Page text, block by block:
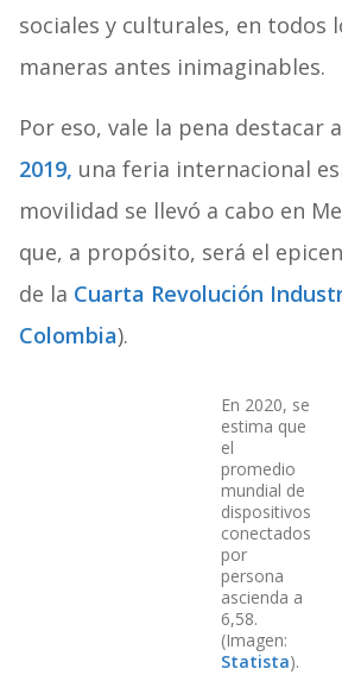
sociales y culturales, en todos
maneras antes inimaginables.
Por eso, vale la pena destacar a
2019, una feria internacional
movilidad se llevó a cabo en
que, a propósito, será el
de la Cuarta Revolución
Colombia).
En 2020, se
estima que
el
promedio
mundial de
dispositivos
conectados
por
persona
ascienda a
6,58.
(Imagen:
Statista).